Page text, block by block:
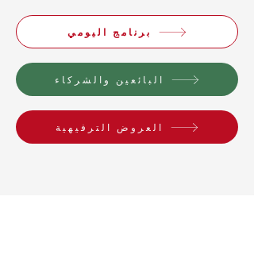
برنامج اليومي
البائعين والشركاء
العروض الترفيهية